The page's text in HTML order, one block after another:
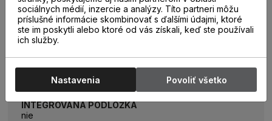
PODLAHOVÉ VYKUROVANIE
áno
TYP POVRCHU
4V Pressed, EIR, AquaSafe
INTEGROVANÁ PODLOŽKA
nie
sociálnych médií, inzercie a analýzy. Títo partneri môžu
príslušné informácie skombinovať s ďalšími údajmi, ktoré
ste im poskytli alebo ktoré od vás získali, keď ste používali
ich služby.
Nastavenia Povoliť všetko